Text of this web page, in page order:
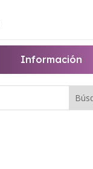
Información